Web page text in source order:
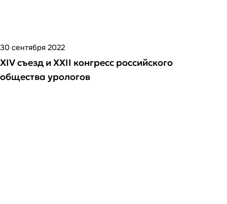
30 сентября 2022
XIV съезд и XXII конгресс российского
общества урологов